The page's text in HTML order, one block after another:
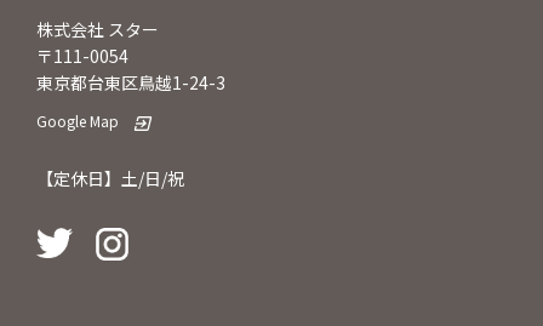
株式会社 スター
〒111-0054
東京都台東区鳥越1-24-3
Google Map
【定休日】土/日/祝